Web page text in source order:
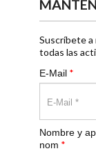
Suscríbete
todas las
E-Mail *
Nombre y
nom *